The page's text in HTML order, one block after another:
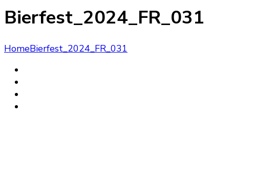
Bierfest_2024_FR_031
HomeBierfest_2024_FR_031